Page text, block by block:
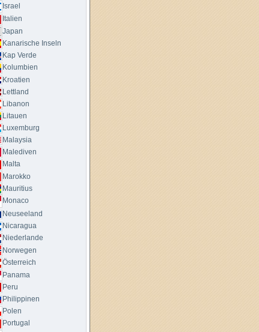
Israel
Italien
Japan
Kanarische Inseln
Kap Verde
Kolumbien
Kroatien
Lettland
Libanon
Litauen
Luxemburg
Malaysia
Malediven
Malta
Marokko
Mauritius
Monaco
Neuseeland
Nicaragua
Niederlande
Norwegen
Österreich
Panama
Peru
Philippinen
Polen
Portugal